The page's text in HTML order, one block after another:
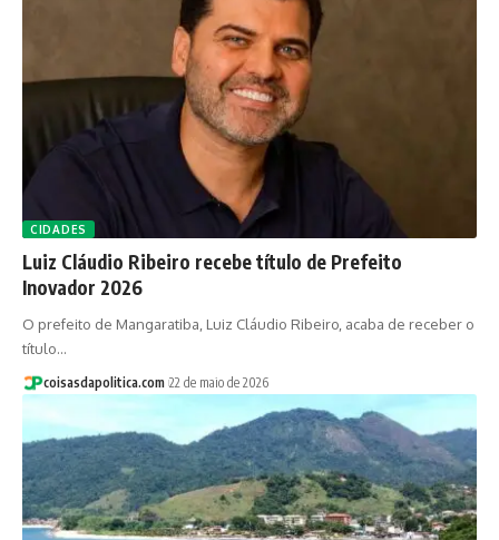
CIDADES
Luiz Cláudio Ribeiro recebe título de Prefeito
Inovador 2026
O prefeito de Mangaratiba, Luiz Cláudio Ribeiro, acaba de receber o
título…
coisasdapolitica.com 22 de maio de 2026